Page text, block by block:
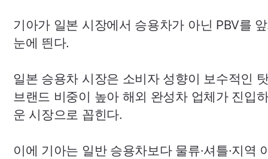
기아가 일본 시장에서 승용차가 아닌 PBV를
눈에 띈다.
일본 승용차 시장은 소비자 성향이 보수적인
브랜드 비중이 높아 해외 완성차 업체가 진입
운 시장으로 꼽힌다.
이에 기아는 일반 승용차보다 물류·셔틀·지역